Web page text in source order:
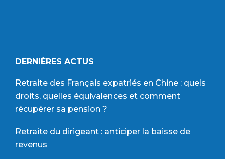
DERNIÈRES ACTUS
Retraite des Français expatriés en Chine : quels
droits, quelles équivalences et comment
récupérer sa pension ?
Retraite du dirigeant : anticiper la baisse de
revenus